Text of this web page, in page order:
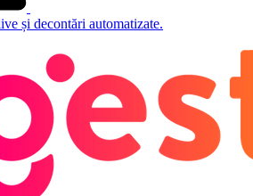
și decontări automatizate.